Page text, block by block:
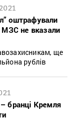
оштрафували
МЗС не вказали
ще
рублів
бранці Кремля